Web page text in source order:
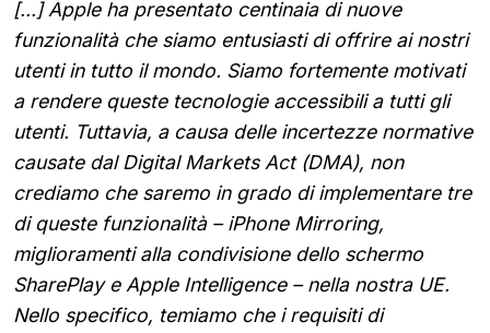
[...] Apple ha presentato centinaia di nuove
funzionalità che siamo entusiasti di offrire ai nostri
utenti in tutto il mondo. Siamo fortemente motivati
a rendere queste tecnologie accessibili a tutti gli
utenti. Tuttavia, a causa delle incertezze normative
causate dal Digital Markets Act (DMA), non
crediamo che saremo in grado di implementare tre
di queste funzionalità – iPhone Mirroring,
miglioramenti alla condivisione dello schermo
SharePlay e Apple Intelligence – nella nostra UE.
Nello specifico, temiamo che i requisiti di